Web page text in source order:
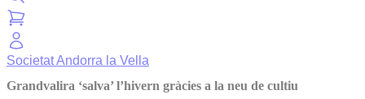
SocietatAndorra la Vella
Grandvalira ‘salva’ l’hivern gràcies a la neu de cultiu